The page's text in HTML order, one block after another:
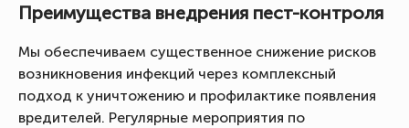
Преимущества внедрения пест-контроля
Мы обеспечиваем существенное снижение рисков
возникновения инфекций через комплексный
подход к уничтожению и профилактике появления
вредителей. Регулярные мероприятия по